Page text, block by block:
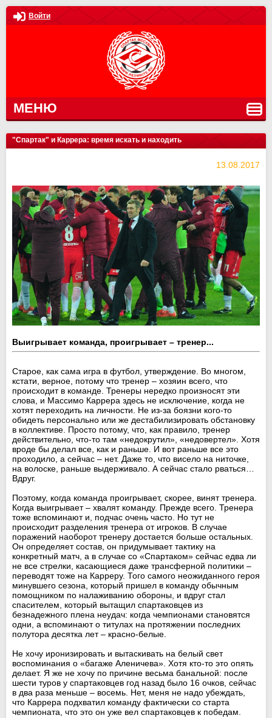
Войти
МЕНЮ
"Спартак" и Каррера: время искать и находить
13.08.2017
Выигрывает команда, проигрывает – тренер...
Старое, как сама игра в футбол, утверждение. Во многом,
кстати, верное, потому что тренер – хозяин всего, что
происходит в команде. Тренеры нередко произносят эти
слова, и Массимо Каррера здесь не исключение, когда не
хотят переходить на личности. Не из-за боязни кого-то
обидеть персонально или же дестабилизировать обстановку
в коллективе. Просто потому, что, как правило, тренер
действительно, что-то там «недокрутил», «недовертел». Хотя
вроде бы делал все, как и раньше. И вот раньше все это
проходило, а сейчас – нет. Даже то, что висело на ниточке,
на волоске, раньше выдерживало. А сейчас стало рваться…
Вдруг.
Поэтому, когда команда проигрывает, скорее, винят тренера.
Когда выигрывает – хвалят команду. Прежде всего. Тренера
тоже вспоминают и, подчас очень часто. Но тут не
происходит разделения тренера от игроков. В случае
поражений наоборот тренеру достается больше остальных.
Он определяет состав, он придумывает тактику на
конкретный матч, а в случае со «Спартаком» сейчас едва ли
не все стрелки, касающиеся даже трансферной политики –
переводят тоже на Карреру. Того самого неожиданного героя
минувшего сезона, который пришел в команду обычным
помощником по налаживанию обороны, и вдруг стал
спасителем, который вытащил спартаковцев из
безнадежного плена неудач: когда чемпионами становятся
одни, а вспоминают о титулах на протяжении последних
полутора десятка лет – красно-белые.
Не хочу иронизировать и вытаскивать на белый свет
воспоминания о «багаже Аленичева». Хотя кто-то это опять
делает. Я же не хочу по причине весьма банальной: после
шести туров у спартаковцев год назад было 16 очков, сейчас
в два раза меньше – восемь. Нет, меня не надо убеждать,
что Каррера подхватил команду фактически со старта
чемпионата, что это он уже вел спартаковцев к победам.